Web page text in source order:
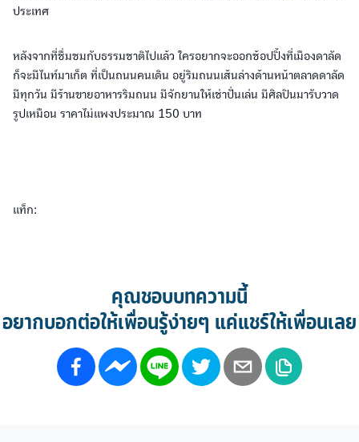
ประเทศ
หลังจากที่ชื่มชมกับธรรมชาติไปแล้ว ใครอยากจะออกช้อปปิ้งที่เมืองดาลัด
ก็จะมีไนท์มาเก็ต ที่เป็นถนนคนเดิน อยู่ริมถนนเส้นล่างด้านหน้าตลาดดาลัด
มีทุกวัน มีร้านขายอาหารริมถนน มีจักยานให้เช่าปั่นเล่น มีศิลปินมารับวาด
รูปเหมือน ราคาไม่แพงประมาณ 150 บาท
แท็ก:
คุณชอบบทความนี้
อยากบอกต่อให้เพื่อนรู้ง่ายๆ แค่แชร์ให้เพื่อนเลย